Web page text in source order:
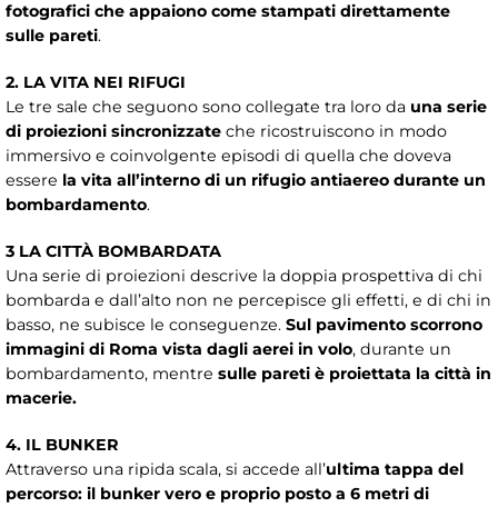
fotografici che appaiono come stampati direttamente
sulle pareti.
2. LA VITA NEI RIFUGI
Le tre sale che seguono sono collegate tra loro da una serie
di proiezioni sincronizzate che ricostruiscono in modo
immersivo e coinvolgente episodi di quella che doveva
essere la vita all’interno di un rifugio antiaereo durante un
bombardamento.
3 LA CITTÀ BOMBARDATA
Una serie di proiezioni descrive la doppia prospettiva di chi
bombarda e dall’alto non ne percepisce gli effetti, e di chi in
basso, ne subisce le conseguenze. Sul pavimento scorrono
immagini di Roma vista dagli aerei in volo, durante un
bombardamento, mentre sulle pareti è proiettata la città in
macerie.
4. IL BUNKER
Attraverso una ripida scala, si accede all’ultima tappa del
percorso: il bunker vero e proprio posto a 6 metri di